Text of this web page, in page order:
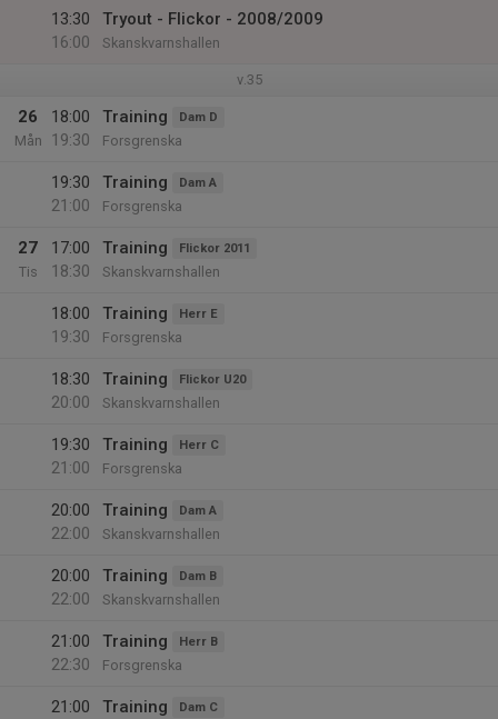
13:30
16:00
Tryout - Flickor - 2008/2009
Skanskvarnshallen
v.35
26
Mån
18:00
19:30
Training Dam D
Forsgrenska
19:30
21:00
Training Dam A
Forsgrenska
27
Tis
17:00
18:30
Training Flickor 2011
Skanskvarnshallen
18:00
19:30
Training Herr E
Forsgrenska
18:30
20:00
Training Flickor U20
Skanskvarnshallen
19:30
21:00
Training Herr C
Forsgrenska
20:00
22:00
Training Dam A
Skanskvarnshallen
20:00
22:00
Training Dam B
Skanskvarnshallen
21:00
22:30
Training Herr B
Forsgrenska
21:00
Training Dam C